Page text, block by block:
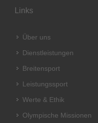
Links
Über uns
Dienstleistungen
Breitensport
Leistungssport
Werte & Ethik
Olympische Missionen